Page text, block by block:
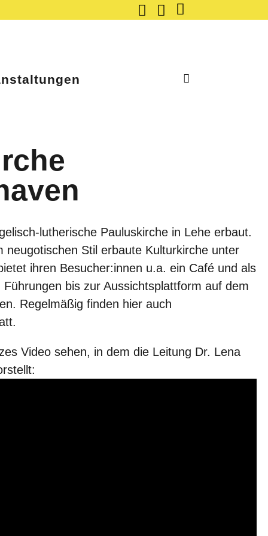
lutherische Pauluskirche in Lehe erbaut.
neugotischen Stil erbaute Kulturkirche unter
ihren Besucher:innen u.a. ein Café und als
bis zur Aussichtsplattform auf dem
Regelmäßig finden hier auch
Video sehen, in dem die Leitung Dr. Lena